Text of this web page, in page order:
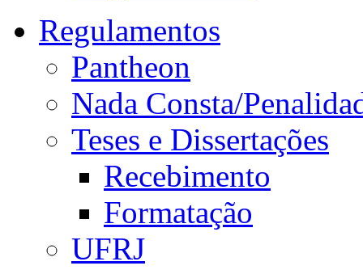
Regulamentos
Pantheon
Nada Consta/
Teses e Dissertações
Recebimento
Formatação
UFRJ